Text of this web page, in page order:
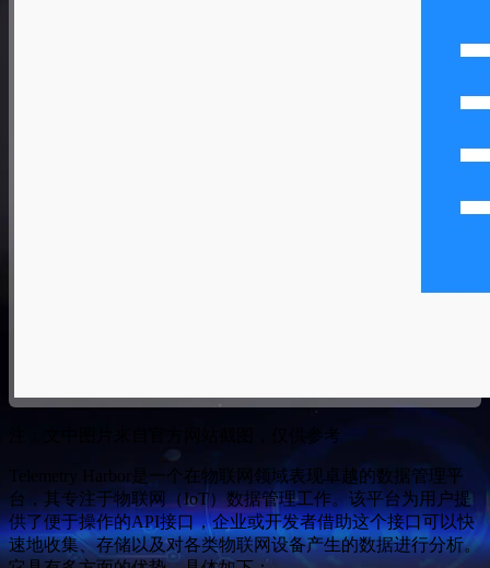
注：文中图片来自官方网站截图，仅供参考
Telemetry Harbor是一个在物联网领域表现卓越的数据管理平
台，其专注于物联网（IoT）数据管理工作。该平台为用户提
供了便于操作的API接口，企业或开发者借助这个接口可以快
速地收集、存储以及对各类物联网设备产生的数据进行分析。